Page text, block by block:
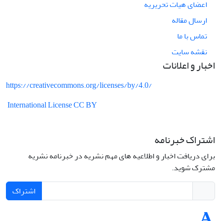
اعضای هیات تحریریه
ارسال مقاله
تماس با ما
نقشه سایت
اخبار و اعلانات
https://creativecommons.org/licenses/by/4.0/
International License CC BY
اشتراک خبرنامه
برای دریافت اخبار و اطلاعیه های مهم نشریه در خبرنامه نشریه
مشترک شوید.
اشتراک